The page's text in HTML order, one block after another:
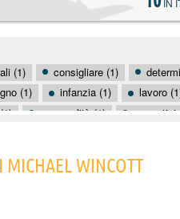
(1) consigliare (1)
(1) infanzia (1) lavoro
personalità (1)
MICHAEL WINCOTT